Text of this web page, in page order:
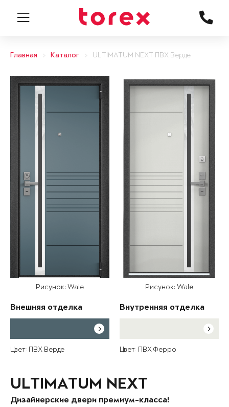
Главная Каталог ULTIMATUM NEXT ПВХ Верде
Рисунок: Wale
Внешняя отделка
Цвет: ПВХ Верде
Рисунок: Wale
Внутренняя отделка
Цвет: ПВХ Ферро
ULTIMATUM NEXT
Дизайнерские двери премиум-класса!